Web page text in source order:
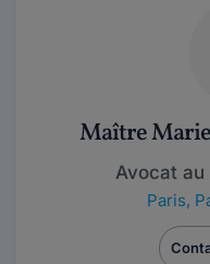
Maître
Avocat
Paris,